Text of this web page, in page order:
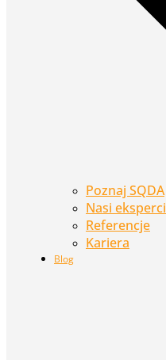
Poznaj SQDA
Nasi eksperci
Referencje
Kariera
Blog